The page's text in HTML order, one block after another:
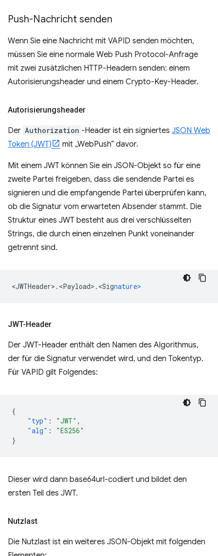
Push-Nachricht senden
Wenn Sie eine Nachricht mit VAPID senden möchten,
müssen Sie eine normale Web Push Protocol-Anfrage
mit zwei zusätzlichen HTTP-Headern senden: einem
Autorisierungsheader und einem Crypto-Key-Header.
Autorisierungsheader
Der Authorization -Header ist ein signiertes JSON Web
Token (JWT)
mit „WebPush“ davor.
Mit einem JWT können Sie ein JSON-Objekt so für eine
zweite Partei freigeben, dass die sendende Partei es
signieren und die empfangende Partei überprüfen kann,
ob die Signatur vom erwarteten Absender stammt. Die
Struktur eines JWT besteht aus drei verschlüsselten
Strings, die durch einen einzelnen Punkt voneinander
getrennt sind.
<JWTHeader>.<Payload>.<Signature>
JWT-Header
Der JWT-Header enthält den Namen des Algorithmus,
der für die Signatur verwendet wird, und den Tokentyp.
Für VAPID gilt Folgendes:
{
"typ" : "JWT" ,
"alg" :
"ES256"
}
Dieser wird dann base64url-codiert und bildet den
ersten Teil des JWT.
Nutzlast
Die Nutzlast ist ein weiteres JSON-Objekt mit folgenden